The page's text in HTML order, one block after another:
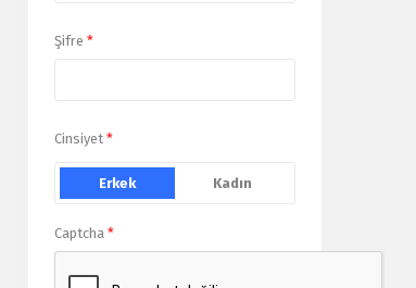
Şifre *
Cinsiyet *
Erkek Kadın
Captcha *